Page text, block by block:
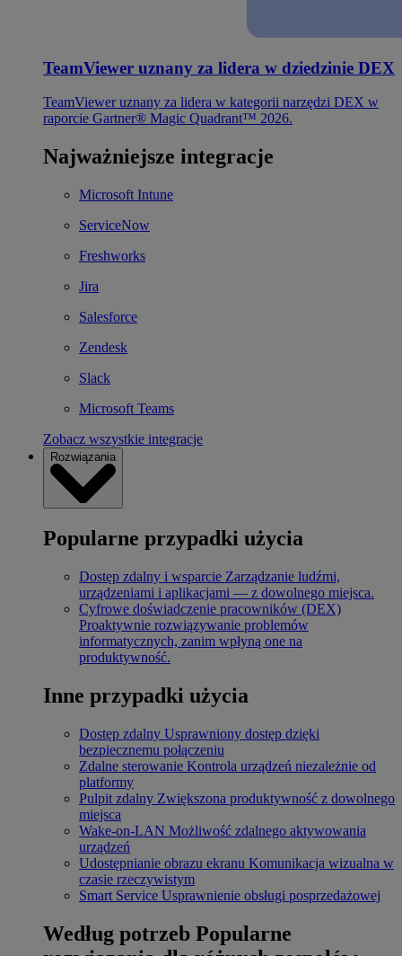
TeamViewer uznany za lidera w dziedzinie DEX
TeamViewer uznany za lidera w kategorii narzędzi DEX w
raporcie Gartner® Magic Quadrant™ 2026.
Najważniejsze integracje
Microsoft Intune
ServiceNow
Freshworks
Jira
Salesforce
Zendesk
Slack
Microsoft Teams
Zobacz wszystkie integracje
Rozwiązania
Popularne przypadki użycia
Dostęp zdalny i wsparcie Zarządzanie ludźmi,
urządzeniami i aplikacjami — z dowolnego miejsca.
Cyfrowe doświadczenie pracowników (DEX)
Proaktywnie rozwiązywanie problemów
informatycznych, zanim wpłyną one na
produktywność.
Inne przypadki użycia
Dostęp zdalny Usprawniony dostęp dzięki
bezpiecznemu połączeniu
Zdalne sterowanie Kontrola urządzeń niezależnie od
platformy
Pulpit zdalny Zwiększona produktywność z dowolnego
miejsca
Wake-on-LAN Możliwość zdalnego aktywowania
urządzeń
Udostępnianie obrazu ekranu Komunikacja wizualna w
czasie rzeczywistym
Smart Service Usprawnienie obsługi posprzedażowej
Według potrzeb Popularne